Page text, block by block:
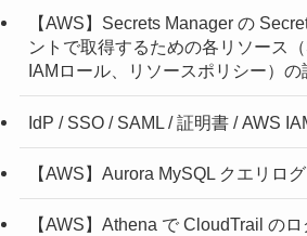
【AWS】Secrets Manager の
ントで取得するための各リソース（
IAMロール、リソースポリシー）
IdP / SSO / SAML / 証明書 / AWS
【AWS】Aurora MySQL クエリロ
【AWS】Athena で CloudTrail の